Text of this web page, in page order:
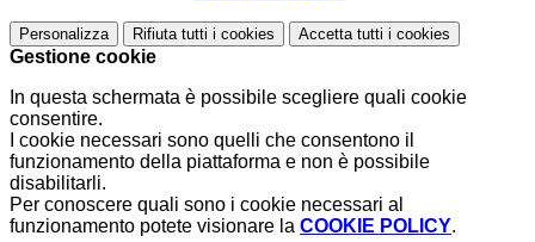
Personalizza Rifiuta tutti i cookies Accetta tutti i cookies
Gestione cookie
In questa schermata è possibile scegliere quali cookie
consentire.
I cookie necessari sono quelli che consentono il
funzionamento della piattaforma e non è possibile
disabilitarli.
Per conoscere quali sono i cookie necessari al
funzionamento potete visionare la COOKIE POLICY.